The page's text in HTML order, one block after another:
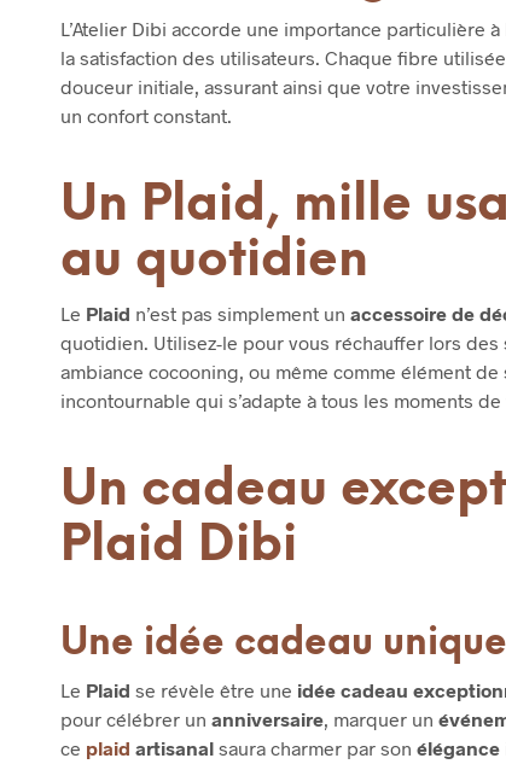
L’Atelier Dibi accorde une importance particulière
la satisfaction des utilisateurs. Chaque fibre
douceur initiale, assurant ainsi que votre
un confort constant.
Un Plaid, mille
au quotidien
Le Plaid n’est pas simplement un accessoire de
quotidien. Utilisez-le pour vous réchauffer lors
ambiance cocooning, ou même comme élément
incontournable qui s’adapte à tous les moments
Un cadeau
Plaid Dibi
Une idée cadeau
Le Plaid se révèle être une idée cadeau
pour célébrer un anniversaire, marquer un
ce plaid artisanal saura charmer par son élégance